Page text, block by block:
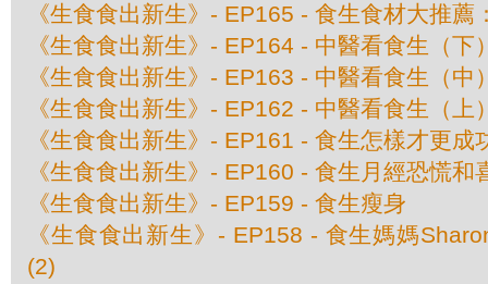
《生食食出新生》- EP165 - 食生食材大推薦
《生食食出新生》- EP164 - 中醫看食生（下
《生食食出新生》- EP163 - 中醫看食生（中
《生食食出新生》- EP162 - 中醫看食生（上
《生食食出新生》- EP161 - 食生怎樣才更成
《生食食出新生》- EP160 - 食生月經恐慌和
《生食食出新生》- EP159 - 食生瘦身
《生食食出新生》- EP158 - 食生媽媽
(2)